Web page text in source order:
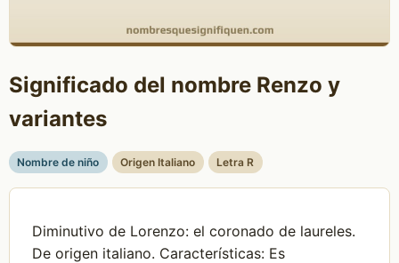
Significado del nombre Renzo y
variantes
Nombre de niño Origen Italiano Letra R
Diminutivo de Lorenzo: el coronado de laureles.
De origen italiano. Características: Es